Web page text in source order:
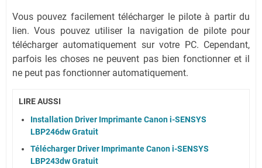
Vous pouvez facilement télécharger le pilote à partir du
lien.Vous pouvez utiliser la navigation de pilote pour
télécharger automatiquement sur votre PC. Cependant,
parfois les choses ne peuvent pas bien fonctionner et il
ne peut pas fonctionner automatiquement.
LIRE AUSSI
Installation Driver Imprimante Canon i-SENSYS
LBP246dw Gratuit
Télécharger Driver Imprimante Canon i-SENSYS
LBP243dw Gratuit